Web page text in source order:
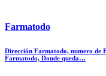
Farmatodo
Dirección Farmatodo, numero de
Farmatodo, Donde queda…